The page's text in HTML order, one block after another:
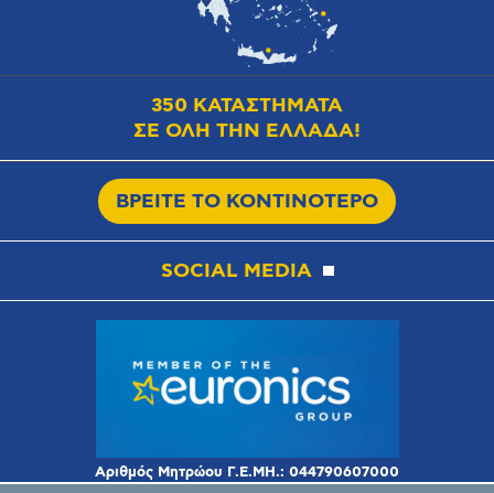
350 ΚΑΤΑΣΤΗΜΑΤΑ
ΣΕ ΟΛΗ ΤΗΝ ΕΛΛΑΔΑ!
ΒΡΕΙΤΕ ΤΟ ΚΟΝΤΙΝΟΤΕΡΟ
SOCIAL MEDIA